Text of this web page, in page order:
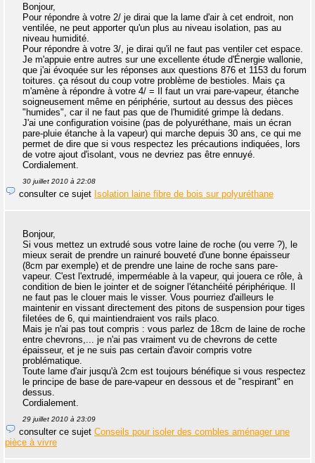
Bonjour,
Pour répondre à votre 2/ je dirai que la lame d'air à cet endroit, non
ventilée, ne peut apporter qu'un plus au niveau isolation, pas au
niveau humidité.
Pour répondre à votre 3/, je dirai qu'il ne faut pas ventiler cet espace.
Je m'appuie entre autres sur une excellente étude d'Énergie wallonie,
que j'ai évoquée sur les réponses aux questions 876 et 1153 du forum
toitures. ça résout du coup votre problème de bestioles. Mais ça
m'amène à répondre à votre 4/ = Il faut un vrai pare-vapeur, étanche
soigneusement même en périphérie, surtout au dessus des pièces
"humides", car il ne faut pas que de l'humidité grimpe là dedans.
J'ai une configuration voisine (pas de polyuréthane, mais un écran
pare-pluie étanche à la vapeur) qui marche depuis 30 ans, ce qui me
permet de dire que si vous respectez les précautions indiquées, lors
de votre ajout d'isolant, vous ne devriez pas être ennuyé.
Cordialement.
30 juillet 2010 à 22:08
consulter ce sujet Isolation laine fibre de bois sur polyuréthane
Bonjour,
Si vous mettez un extrudé sous votre laine de roche (ou verre ?), le
mieux serait de prendre un rainuré bouveté d'une bonne épaisseur
(8cm par exemple) et de prendre une laine de roche sans pare-
vapeur. C'est l'extrudé, imperméable à la vapeur, qui jouera ce rôle, à
condition de bien le jointer et de soigner l'étanchéité périphérique. Il
ne faut pas le clouer mais le visser. Vous pourriez d'ailleurs le
maintenir en vissant directement des pitons de suspension pour tiges
filetées de 6, qui maintiendraient vos rails placo.
Mais je n'ai pas tout compris : vous parlez de 18cm de laine de roche
entre chevrons,... je n'ai pas vraiment vu de chevrons de cette
épaisseur, et je ne suis pas certain d'avoir compris votre
problématique.
Toute lame d'air jusqu'à 2cm est toujours bénéfique si vous respectez
le principe de base de pare-vapeur en dessous et de "respirant" en
dessus.
Cordialement.
29 juillet 2010 à 23:09
consulter ce sujet Conseils pour isoler des combles aménager une
pièce à vivre